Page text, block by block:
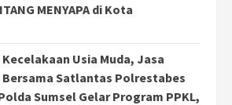
MENYAPA di Kota
Usia Muda, Jasa
Bersama Satlantas Polrestabes
Sumsel Gelar Program PPKL,